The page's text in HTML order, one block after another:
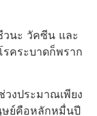
วนะ วัคซีน และ
คระบาดก็พราก
งประมาณเพียง
ษย์คือหลักหมื่นปี